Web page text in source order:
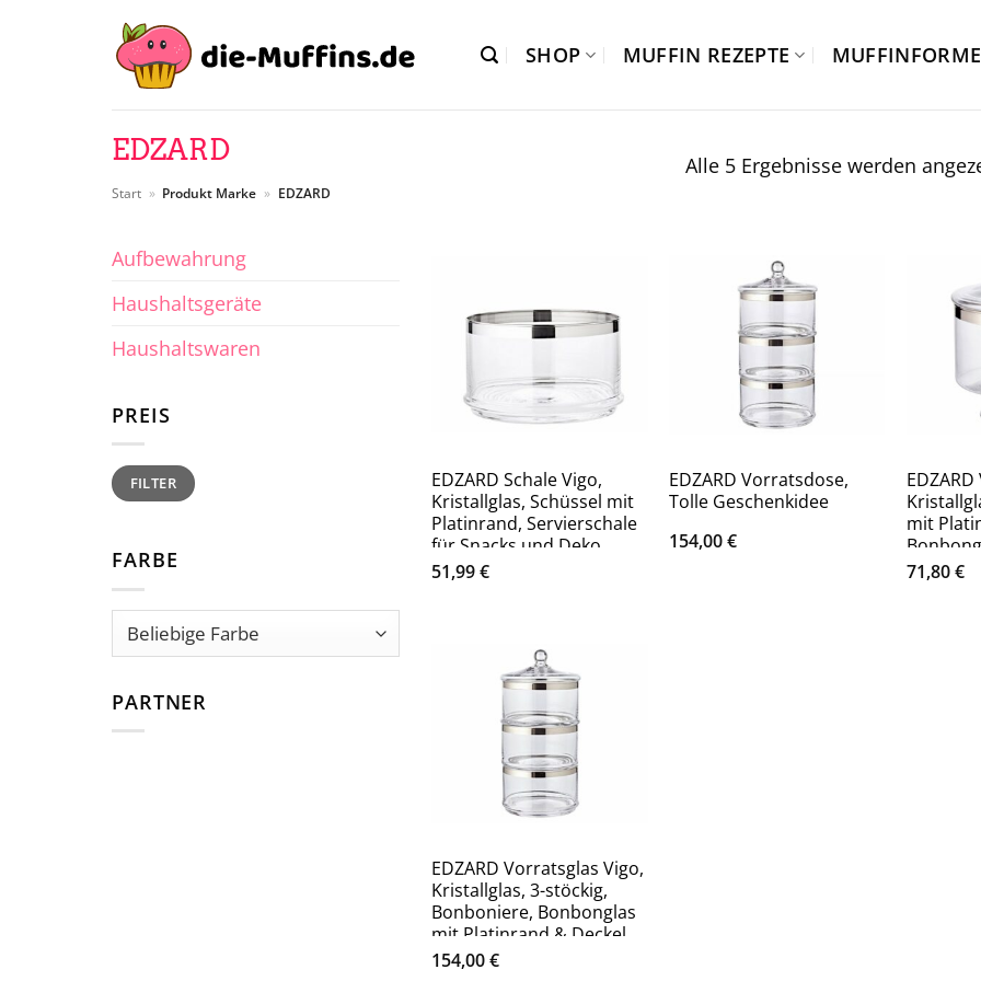
SHOP MUFFIN REZEPTE
EDZARD
Start » Produkt Marke » EDZARD
Alle 5 Ergebnisse werden
Aufbewahrung
Haushaltsgeräte
Haushaltswaren
PREIS
Min.
Preis
Max.
PreisFILTER
FARBE
PARTNER
EDZARD Schale Vigo,
Kristallglas, Schüssel mit
Platinrand, Servierschale
für Snacks und Deko,
Servierbox, Dekoschale
51,99€
EDZARD Vorratsdose,
Tolle Geschenkidee
154,00€
mit
Glasdose
71,80€
EDZARD Vorratsglas Vigo,
Kristallglas, 3-stöckig,
Bonboniere, Bonbonglas
mit Platinrand & Deckel,
Ø 19,5 cm
154,00€